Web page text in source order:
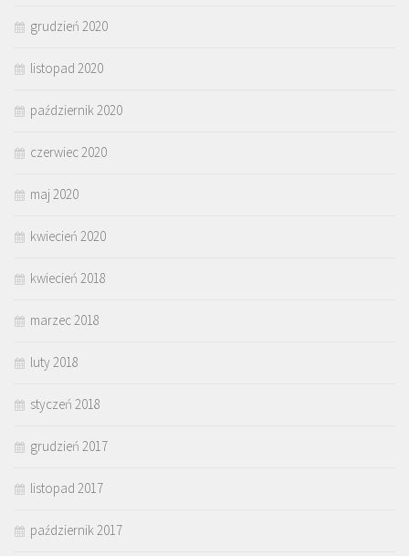
grudzień 2020
listopad 2020
październik 2020
czerwiec 2020
maj 2020
kwiecień 2020
kwiecień 2018
marzec 2018
luty 2018
styczeń 2018
grudzień 2017
listopad 2017
październik 2017